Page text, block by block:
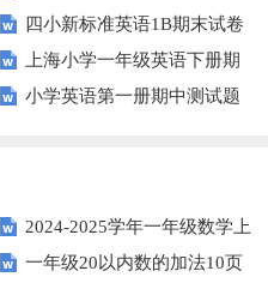
四小新标准英语1B期末试卷
上海小学一年级英语下册期
中试卷
小学英语第一册期中测试题
2024-2025学年一年级数学上
册期末素养测评卷（考试版A4
一年级20以内数的加法10页